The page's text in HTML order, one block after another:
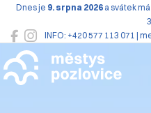
INFO: +420 577 113 071 |
Dnes je 9. srpna 2026 a svátek má
Pozlovice